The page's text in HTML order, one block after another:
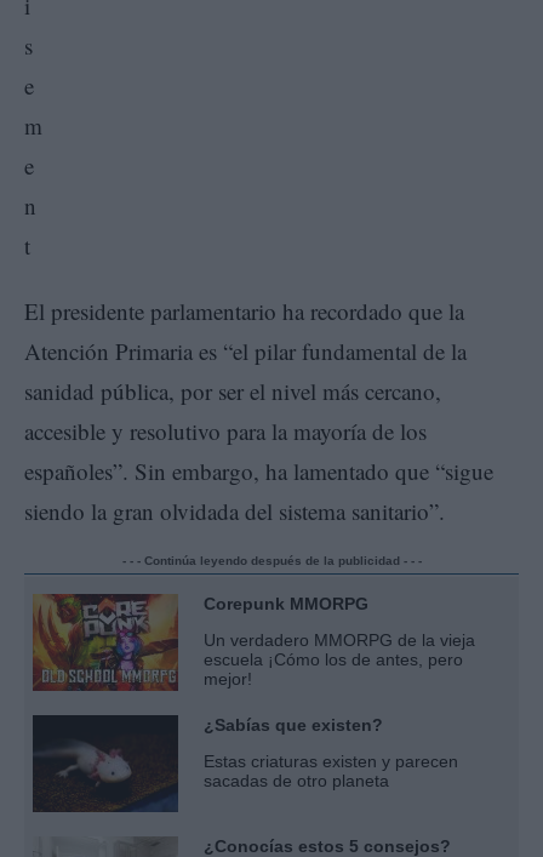
El presidente parlamentario ha recordado que la
Atención Primaria es “el pilar fundamental de la
sanidad pública, por ser el nivel más cercano,
accesible y resolutivo para la mayoría de los
españoles”. Sin embargo, ha lamentado que “sigue
siendo la gran olvidada del sistema sanitario”.
- - - Continúa leyendo después de la publicidad - - -
Corepunk MMORPG
Un verdadero MMORPG de la vieja
escuela ¡Cómo los de antes, pero
mejor!
¿Sabías que existen?
Estas criaturas existen y parecen
sacadas de otro planeta
¿Conocías estos 5 consejos?